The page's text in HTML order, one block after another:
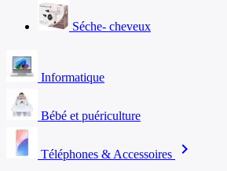
Séche- cheveux
Informatique
Bébé et puériculture
Téléphones & Accessoires chevron_right